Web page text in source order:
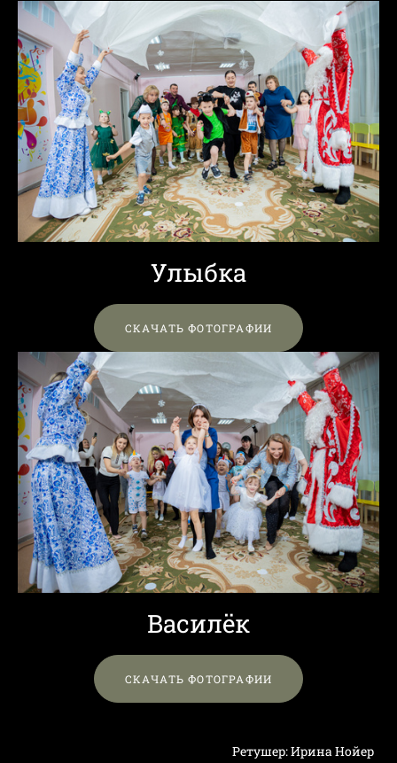
Улыбка
СКАЧАТЬ ФОТОГРАФИИ
Василёк
СКАЧАТЬ ФОТОГРАФИИ
Ретушер: Ирина Нойер